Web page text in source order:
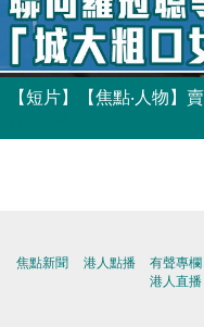
焦點新聞 港人點播
有聲專欄
港人直播